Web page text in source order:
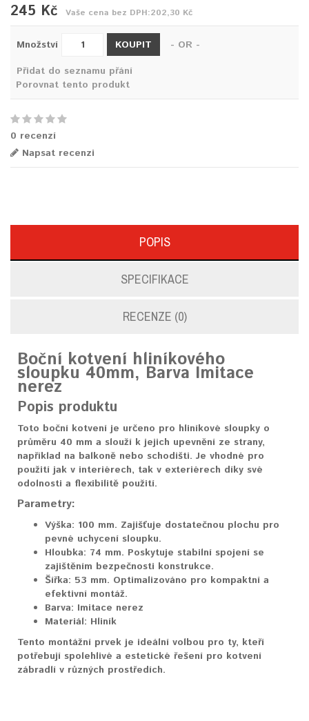
245 Kč Vaše cena bez DPH:202,30 Kč
Množství KOUPIT
- OR -
Přidat do seznamu přání
Porovnat tento produkt
0 recenzí
Napsat recenzi
POPIS
SPECIFIKACE
RECENZE (0)
Boční kotvení hliníkového
sloupku 40mm, Barva Imitace
nerez
Popis produktu
Toto boční kotvení je určeno pro hliníkové sloupky o
průměru 40 mm a slouží k jejich upevnění ze strany,
například na balkoně nebo schodišti. Je vhodné pro
použití jak v interiérech, tak v exteriérech díky své
odolnosti a flexibilitě použití.
Parametry:
Výška: 100 mm. Zajišťuje dostatečnou plochu pro
pevné uchycení sloupku.
Hloubka: 74 mm. Poskytuje stabilní spojení se
zajištěním bezpečnosti konstrukce.
Šířka: 53 mm. Optimalizováno pro kompaktní a
efektivní montáž.
Barva: Imitace nerez
Materiál: Hliník
Tento montážní prvek je ideální volbou pro ty, kteří
potřebují spolehlivé a estetické řešení pro kotvení
zábradlí v různých prostředích.